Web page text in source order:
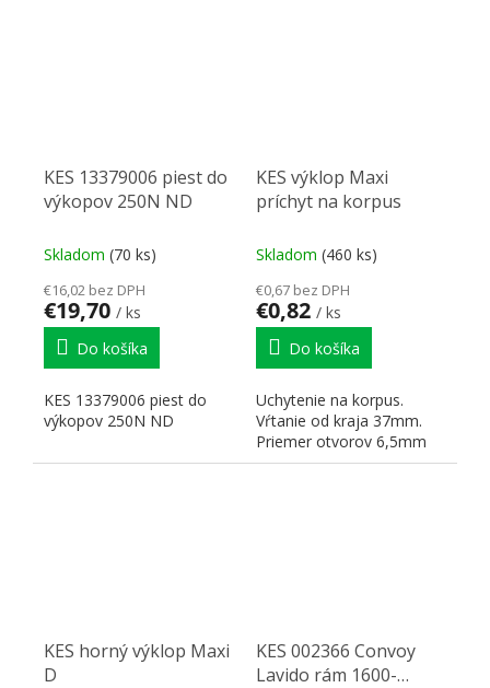
KES 13379006 piest do
výkopov 250N ND
Skladom (70 ks)
€16,02 bez DPH
€19,70 / ks
Do košíka
KES 13379006 piest do
výkopov 250N ND
KES výklop Maxi
príchyt na korpus
Skladom (460 ks)
€0,67 bez DPH
€0,82 / ks
Do košíka
Uchytenie na korpus.
Vŕtanie od kraja 37mm.
Priemer otvorov 6,5mm
KES horný výklop Maxi
D
KES 002366 Convoy
Lavido rám 1600-